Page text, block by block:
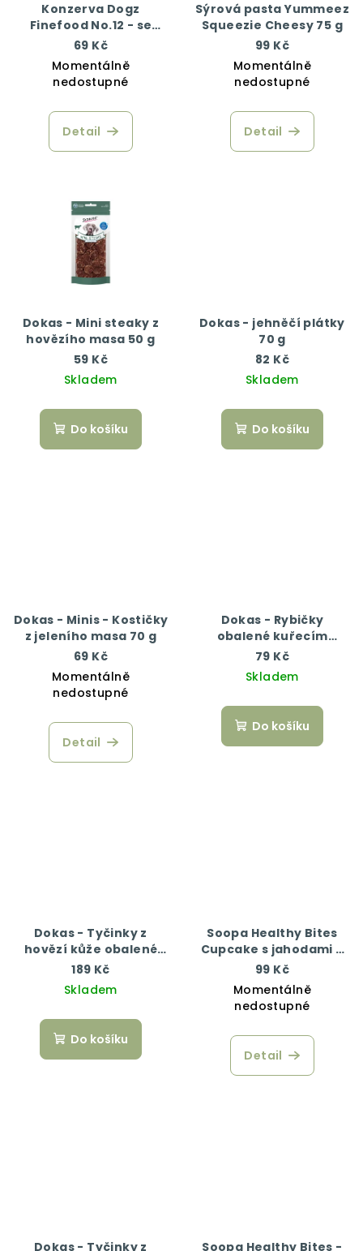
Konzerva Dogz
Finefood No.12 - se
zvěřinou a sledím
masem 200 g
69 Kč
Momentálně
nedostupné
Detail
Sýrová pasta Yummeez
Squeezie Cheesy 75 g
99 Kč
Momentálně
nedostupné
Detail
Dokas - Mini steaky z
hovězího masa 50 g
59 Kč
Skladem
Do košíku
Dokas - jehněčí plátky
70 g
82 Kč
Skladem
Do košíku
Dokas - Minis - Kostičky
z jeleního masa 70 g
69 Kč
Momentálně
nedostupné
Detail
Dokas - Rybičky
obalené kuřecím
masem 70 g
79 Kč
Skladem
Do košíku
Dokas - Tyčinky z
hovězí kůže obalené
kuřecím 200 g
189 Kč
Skladem
Do košíku
Soopa Healthy Bites
Cupcake s jahodami a
kokosem 50 g
99 Kč
Momentálně
nedostupné
Detail
Dokas - Tyčinky z Soopa Healthy Bites -